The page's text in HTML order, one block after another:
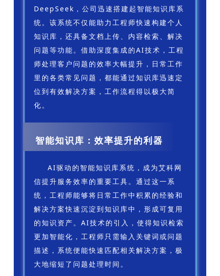
DeepSeek，公司迅速搭建起智能知识库系
统。该系统不仅能助力工程师快速构建个人
知识库，还具备文档上传、内容检索、解决
问题等功能。借助深度集成的AI技术，工程
师处理客户问题的效率大幅提升，日常工作
里的各类常见问题，都能通过知识库迅速定
位到有效解决方案，工作流程得以极大简
化。
智能知识库：效率提升的利器
AI驱动的智能知识库系统，成为艾科网
信提升服务效率的重要工具。通过这一系
统，工程师能够将日常工作中积累的经验和
解决方案快速沉淀到知识库中，形成可复用
的知识资产。AI技术的引入，使得知识检索
更加智能化，工程师只需输入关键词或问题
描述，系统便能快速匹配相关解决方案，极
大地缩短了问题处理时间。